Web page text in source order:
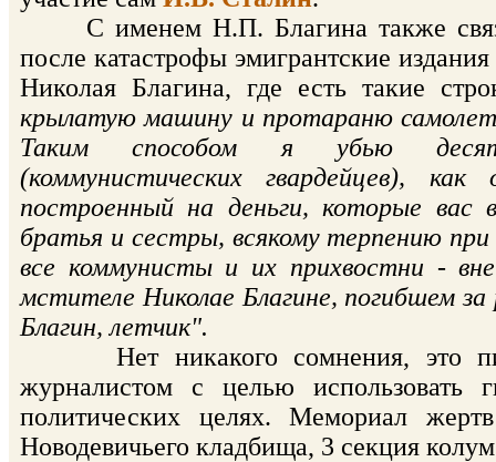
С именем Н.П. Благина также
после катастрофы эмигрантские
Николая Благина, где есть такие
крылатую машину и протараню
Таким способом я убью десяток
(коммунистических гвардейцев),
построенный на деньги, которые
братья и сестры, всякому терпению
все коммунисты и их прихвостни -
мстителе Николае Благине, погибшем
Благин, летчик".
Нет никакого сомнения, это
журналистом с целью
политических целях. Мемориал
Новодевичьего кладбища, 3 секция